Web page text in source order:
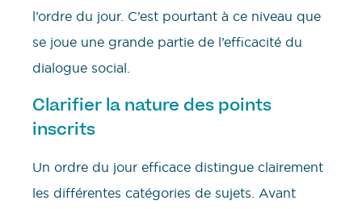
l’ordre du jour. C’est pourtant à ce niveau que
se joue une grande partie de l’efficacité du
dialogue social.
Clarifier la nature des points
inscrits
Un ordre du jour efficace distingue clairement
les différentes catégories de sujets. Avant